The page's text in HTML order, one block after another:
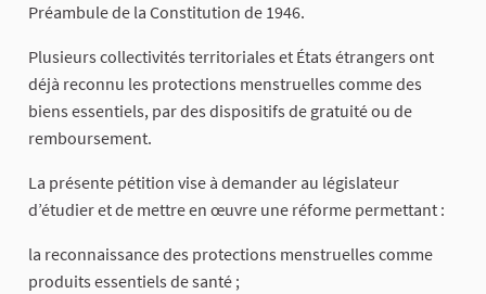
Préambule de la Constitution de 1946.
Plusieurs collectivités territoriales et États étrangers ont
déjà reconnu les protections menstruelles comme des
biens essentiels, par des dispositifs de gratuité ou de
remboursement.
La présente pétition vise à demander au législateur
d’étudier et de mettre en œuvre une réforme permettant :
la reconnaissance des protections menstruelles comme
produits essentiels de santé ;